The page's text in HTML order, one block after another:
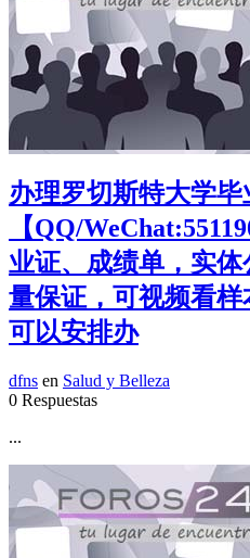
办理罗切斯特大学毕
【QQ/
业证、成绩单，实
量保证，可视频看
可以安排办
dfns en Salud y Belleza
0 Respuestas
...